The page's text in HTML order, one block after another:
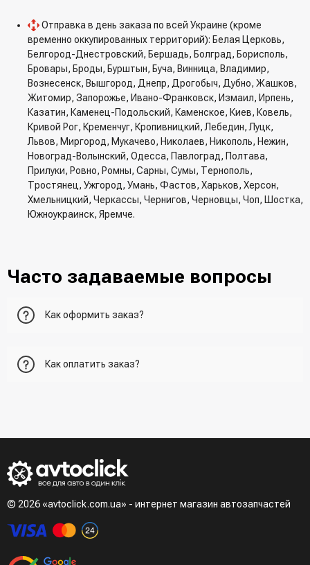
Отправка в день заказа по всей Украине (кроме
временно оккупированных территорий): Белая Церковь,
Белгород-Днестровский, Бершадь, Болград, Борисполь,
Бровары, Броды, Бурштын, Буча, Винница, Владимир,
Вознесенск, Вышгород, Днепр, Дрогобыч, Дубно, Жашков,
Житомир, Запорожье, Ивано-Франковск, Измаил, Ирпень,
Казатин, Каменец-Подольский, Каменское, Киев, Ковель,
Кривой Рог, Кременчуг, Кропивницкий, Лебедин, Луцк,
Львов, Миргород, Мукачево, Николаев, Никополь, Нежин,
Новоград-Волынский, Одесса, Павлоград, Полтава,
Прилуки, Ровно, Ромны, Сарны, Сумы, Тернополь,
Тростянец, Ужгород, Умань, Фастов, Харьков, Херсон,
Хмельницкий, Черкассы, Чернигов, Черновцы, Чоп, Шостка,
Южноукраинск, Яремче.
Часто задаваемые вопросы
Как оформить заказ?
корзину и указать всю необходимую информацию о
наберет менеджер для подтверждения и уточнения данных.
Третий вариант - сделать заказ по телефонном режиме
при разговоре с менеджером
Четвертый вариант - заказать через доступные
мессенджеры (viber, telegram)
Как оплатить заказ?
- LiqPay при оформлении заказа через корзину
© 2026 «avtoclick.com.ua» - интернет магазин автозапчастей